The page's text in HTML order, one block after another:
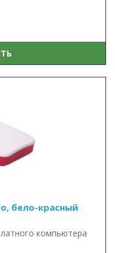
бело-красный
компьютера